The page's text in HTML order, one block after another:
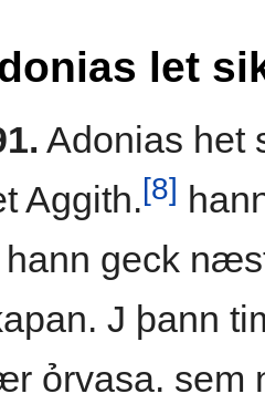
let
Adonias het
Aggith.[8]
hann geck
J þann
ỏrvasa. sem